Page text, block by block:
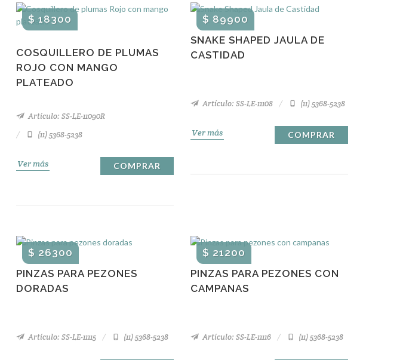
COSQUILLERO DE PLUMAS
ROJO CON MANGO
PLATEADO
$ 18300
Artículo: SS-LE-11090R
(11) 5368-5238
Ver más COMPRAR
SNAKE SHAPED JAULA DE
CASTIDAD
$ 89900
Artículo: SS-LE-11108 (11) 5368-5238
Ver más COMPRAR
PINZAS PARA PEZONES
DORADAS
$ 26300
Artículo: SS-LE-11115 (11) 5368-5238
PINZAS PARA PEZONES CON
CAMPANAS
$ 21200
Artículo: SS-LE-11116 (11) 5368-5238